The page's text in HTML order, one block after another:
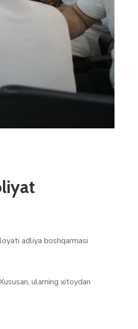
adliya boshqarmasi
ularning xitoydan